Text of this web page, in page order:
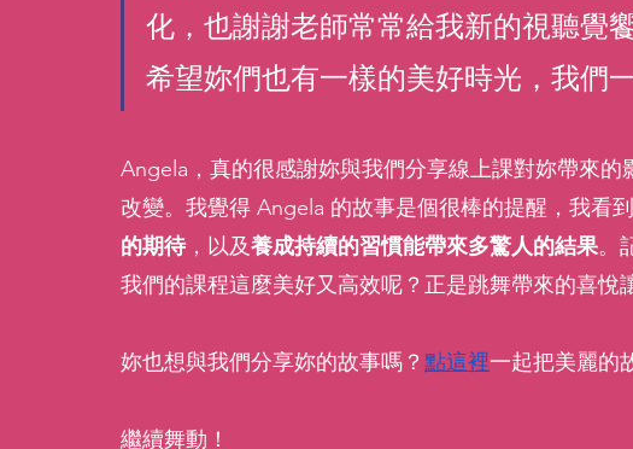
化，也謝謝老師常常給我新的視聽覺
希望妳們也有一樣的美好時光，我們
Angela，真的很感謝妳與我們分享線上課對妳帶來
改變。我覺得 Angela 的故事是個很棒的提醒，我看到
的期待，以及養成持續的習慣能帶來多驚人的結果。
我們的課程這麼美好又高效呢？正是跳舞帶來的喜悅
妳也想與我們分享妳的故事嗎？ 點這裡一起把美麗的
繼續舞動！